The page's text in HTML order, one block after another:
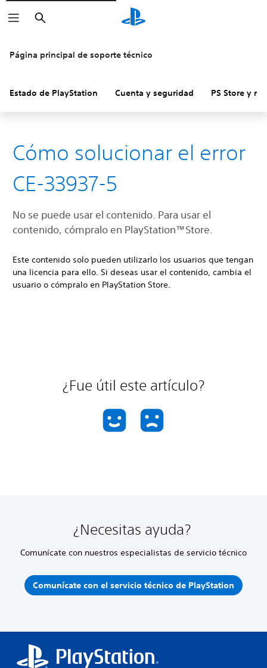
Buscar
Página principal de soporte técnico
Estado de PlayStation Cuenta y seguridad PS Store y
Cómo solucionar el error
CE-33937-5
No se puede usar el contenido. Para usar el
contenido, cómpralo en PlayStation™Store.
Este contenido solo pueden utilizarlo los usuarios que tengan
una licencia para ello. Si deseas usar el contenido, cambia el
usuario o cómpralo en PlayStation Store.
¿Fue útil este artículo?
¿Necesitas ayuda?
Comunícate con nuestros especialistas de servicio técnico
Comunícate con el servicio técnico de PlayStation